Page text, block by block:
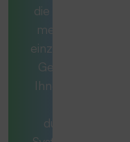
die ideale Lösung
mehr als nur ein
einzelnes Produkt.
Gemeinsam mit
Ihnen entwickeln
durchdachtes